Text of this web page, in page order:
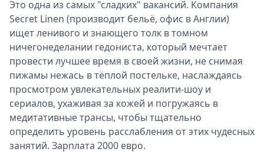
Это одна из самых "сладких" вакансий. Компания
Secret Linen (производит бельё, офис в Англии)
ищет ленивого и знающего толк в томном
ничегонеделании гедониста, который мечтает
провести лучшее время в своей жизни, не снимая
пижамы нежась в тёплой постельке, наслаждаясь
просмотром увлекательных реалити-шоу и
сериалов, ухаживая за кожей и погружаясь в
медитативные трансы, чтобы тщательно
определить уровень расслабления от этих чудесных
занятий. Зарплата 2000 евро.